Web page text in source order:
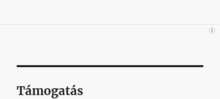
Támogatás